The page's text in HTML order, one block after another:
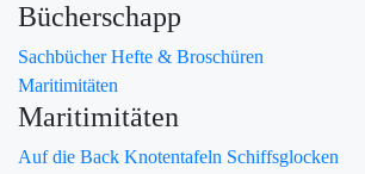
Bücherschapp
SachbücherHefte & Broschüren
Maritimitäten
Maritimitäten
Auf die Back Knotentafeln Schiffsglocken